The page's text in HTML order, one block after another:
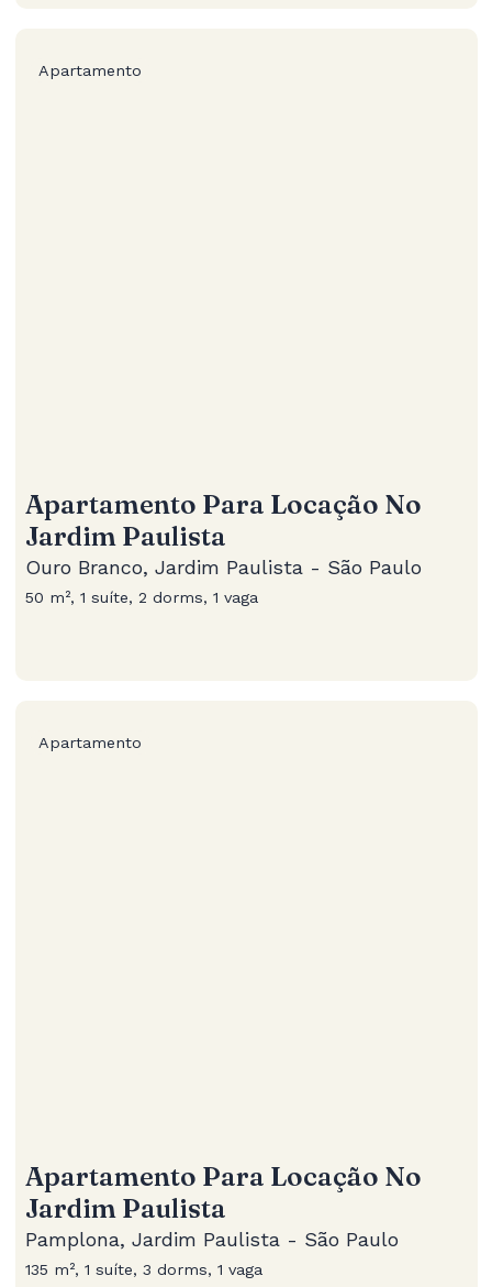
Apartamento
Apartamento Para Locação No
Jardim Paulista
Ouro Branco, Jardim Paulista - São Paulo
50 m², 1 suíte, 2 dorms, 1 vaga
Apartamento
Apartamento Para Locação No
Jardim Paulista
Pamplona, Jardim Paulista - São Paulo
135 m², 1 suíte, 3 dorms, 1 vaga